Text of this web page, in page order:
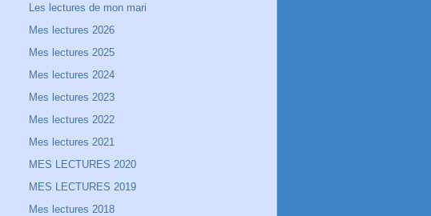
Les lectures de mon mari
Mes lectures 2026
Mes lectures 2025
Mes lectures 2024
Mes lectures 2023
Mes lectures 2022
Mes lectures 2021
MES LECTURES 2020
MES LECTURES 2019
Mes lectures 2018